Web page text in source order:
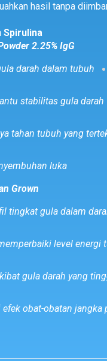
hasil tanpa
Spirulina
2.25% IgG
darah dalam tubuh
stabilitas gula darah
tahan tubuh yang
luka
Grown
tingkat gula dalam
level energi
gula darah yang
obat-obatan jangka